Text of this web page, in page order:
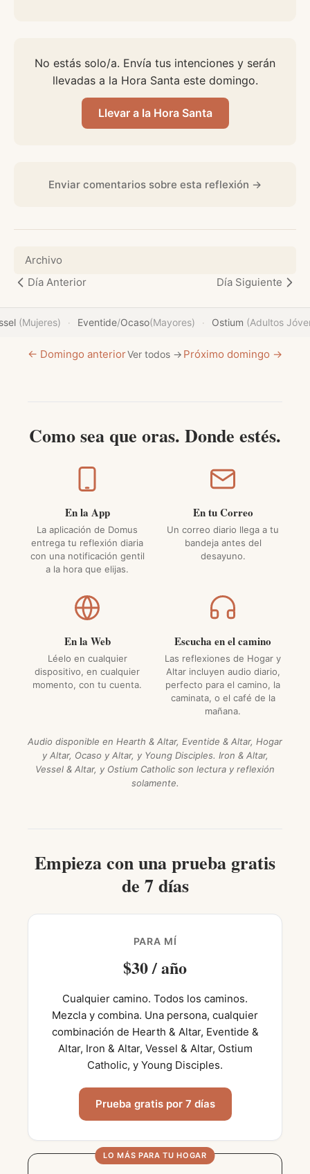
No estás solo/a. Envía tus intenciones y serán
llevadas a la Hora Santa este domingo.
Llevar a la Hora Santa
Enviar comentarios sobre esta reflexión →
Día Anterior
Archivo
Día Siguiente
(Mujeres) · Eventide/Ocaso(Mayores) · Ostium (Adultos
← Domingo anteriorVer todos → Próximo domingo →
Como sea que oras. Donde estés.
En la App
La aplicación de Domus
entrega tu reflexión diaria
con una notificación gentil
a la hora que elijas.
En tu Correo
Un correo diario llega a tu
bandeja antes del
desayuno.
En la Web
Léelo en cualquier
dispositivo, en cualquier
momento, con tu cuenta.
Escucha en el camino
Las reflexiones de Hogar y
Altar incluyen audio diario,
perfecto para el camino, la
caminata, o el café de la
mañana.
Audio disponible en Hearth & Altar, Eventide & Altar, Hogar
y Altar, Ocaso y Altar, y Young Disciples. Iron & Altar,
Vessel & Altar, y Ostium Catholic son lectura y reflexión
solamente.
Empieza con una prueba gratis
de 7 días
PARA MÍ
$30 / año
Cualquier camino. Todos los caminos.
Mezcla y combina. Una persona, cualquier
combinación de Hearth & Altar, Eventide &
Altar, Iron & Altar, Vessel & Altar, Ostium
Catholic, y Young Disciples.
Prueba gratis por 7 días
LO MÁS PARA TU HOGAR